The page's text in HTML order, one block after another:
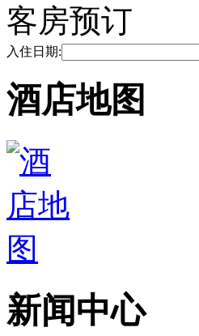
客房预订
入住日期:
酒店地图
新闻中心